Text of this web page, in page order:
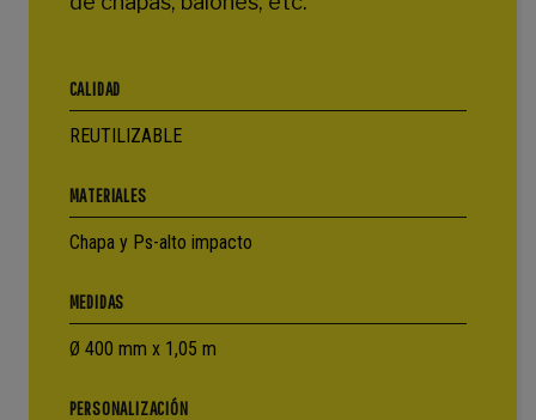
CALIDAD
REUTILIZABLE
MATERIALES
Chapa y Ps-alto impacto
MEDIDAS
Ø 400 mm x 1,05 m
PERSONALIZACIÓN